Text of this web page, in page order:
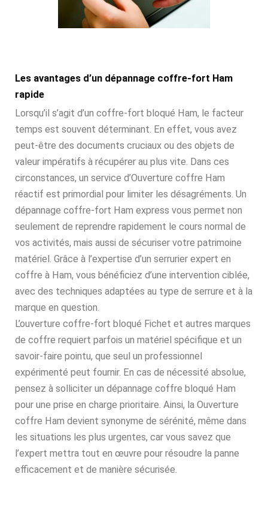
Les avantages d’un dépannage coffre-fort Ham
rapide
Lorsqu’il s’agit d’un coffre-fort bloqué Ham, le facteur
temps est souvent déterminant. En effet, vous avez
peut-être des documents cruciaux ou des objets de
valeur impératifs à récupérer au plus vite. Dans ces
circonstances, un service d’Ouverture coffre Ham
réactif est primordial pour limiter les désagréments. Un
dépannage coffre-fort Ham express vous permet non
seulement de reprendre rapidement le cours normal de
vos activités, mais aussi de sécuriser votre patrimoine
matériel. Grâce à l’expertise d’un serrurier expert en
coffre à Ham, vous bénéficiez d’une intervention ciblée,
avec des techniques adaptées au type de serrure et à la
marque en question.
L’ouverture coffre-fort bloqué Fichet et autres marques
de coffre requiert parfois un matériel spécifique et un
savoir-faire pointu, que seul un professionnel
expérimenté peut fournir. En cas de nécessité absolue,
pensez à solliciter un dépannage coffre bloqué Ham
pour une prise en charge prioritaire. Ainsi, la Ouverture
coffre Ham devient synonyme de sérénité, même dans
les situations les plus urgentes, car vous savez que
l’expert mettra tout en œuvre pour résoudre la panne
efficacement et de manière sécurisée.